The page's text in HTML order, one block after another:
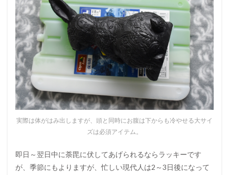
実際は体がはみ出しますが、頭と同時にお腹は下からも冷やせる大サイ
ズは必須アイテム。
即日～翌日中に荼毘に伏してあげられるならラッキーです
が、季節にもよりますが、忙しい現代人は2～3日後になって